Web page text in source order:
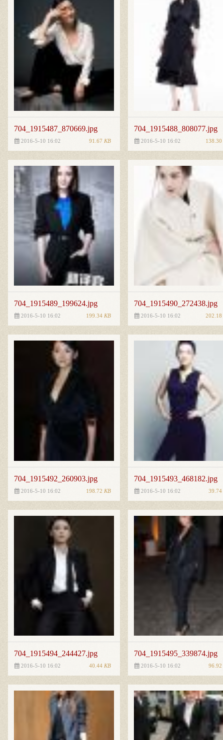
704_1915487_870669.jpg
2016-5-10 16:02 91.67 KB
704_1915488_808077.jpg
2016-5-10 16:02 138.30
704_1915489_199624.jpg
2016-5-10 16:02 199.34 KB
704_1915490_272438.jpg
2016-5-10 16:02 202.18
704_1915492_260903.jpg
2016-5-10 16:02 198.72 KB
704_1915493_468182.jpg
2016-5-10 16:02 39.74
704_1915494_244427.jpg
2016-5-10 16:02 40.44 KB
704_1915495_339874.jpg
2016-5-10 16:02 96.92